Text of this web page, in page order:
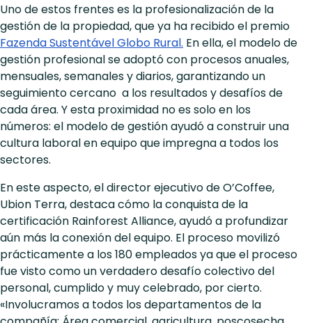
Uno de estos frentes es la profesionalización de la
gestión de la propiedad, que ya ha recibido el premio
Fazenda Sustentável Globo Rural. En ella, el modelo de
gestión profesional se adoptó con procesos anuales,
mensuales, semanales y diarios, garantizando un
seguimiento cercano a los resultados y desafíos de
cada área. Y esta proximidad no es solo en los
números: el modelo de gestión ayudó a construir una
cultura laboral en equipo que impregna a todos los
sectores.
En este aspecto, el director ejecutivo de O’Coffee,
Ubion Terra, destaca cómo la conquista de la
certificación Rainforest Alliance, ayudó a profundizar
aún más la conexión del equipo. El proceso movilizó
prácticamente a los 180 empleados ya que el proceso
fue visto como un verdadero desafío colectivo del
personal, cumplido y muy celebrado, por cierto.
«Involucramos a todos los departamentos de la